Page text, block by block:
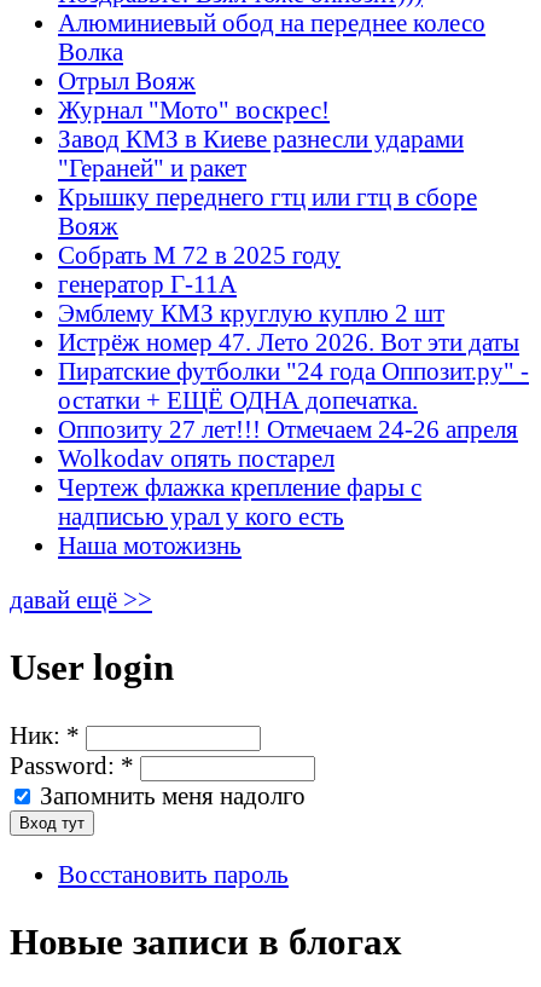
Алюминиевый обод на переднее колесо
Волка
Отрыл Вояж
Журнал "Мото" воскрес!
Завод КМЗ в Киеве разнесли ударами
"Гераней" и ракет
Крышку переднего гтц или гтц в сборе
Вояж
Собрать М 72 в 2025 году
генератор Г-11А
Эмблему КМЗ круглую куплю 2 шт
Истрёж номер 47. Лето 2026. Вот эти даты
Пиратские футболки "24 года Оппозит.ру" -
остатки + ЕЩЁ ОДНА допечатка.
Оппозиту 27 лет!!! Отмечаем 24-26 апреля
Wolkodav опять постарел
Чертеж флажка крепление фары с
надписью урал у кого есть
Наша мотожизнь
давай ещё >>
User login
Ник: *
Password: *
Запомнить меня надолго
Восстановить пароль
Новые записи в блогах